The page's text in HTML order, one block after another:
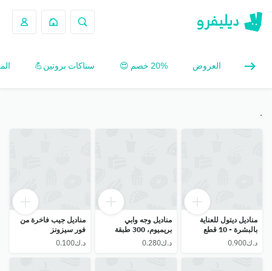
العروض 20% خصم 😍 سناكات بروتين💪
.
مناديل ديتول للعناية
بالبشرة - 10 قطع
مناديل وجه وابي
بريميوم، 300 طبقة
⁦د.ك0.280⁩
مناديل جيب فاخرة من
فور سيزونز